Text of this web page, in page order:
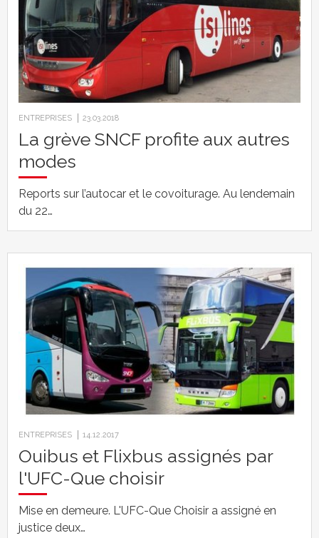
ENTREPRISES 23.03.2018
La grève SNCF profite aux autres
modes
Reports sur l’autocar et le covoiturage. Au lendemain
du 22…
ENTREPRISES 14.12.2017
Ouibus et Flixbus assignés par
l'UFC-Que choisir
Mise en demeure. L'UFC-Que Choisir a assigné en
justice deux…